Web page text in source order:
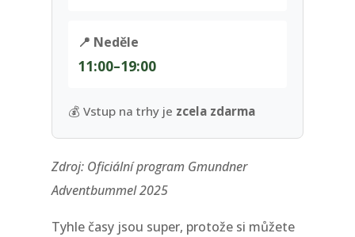
📍 Neděle
11:00–19:00
💰 Vstup na trhy je zcela zdarma
Zdroj: Oficiální program Gmundner
Adventbummel 2025
Tyhle časy jsou super, protože si můžete